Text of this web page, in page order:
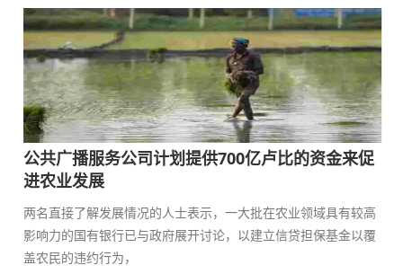
公共广播服务公司计划提供700亿卢比的资金来促
进农业发展
两名直接了解发展情况的人士表示，一大批在农业领域具有较高
影响力的国有银行已与政府展开讨论，以建立信贷担保基金以覆
盖农民的违约行为，